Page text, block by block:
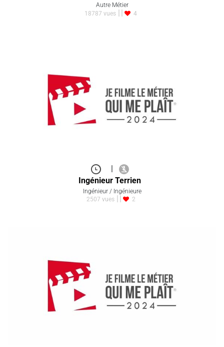
Autre Métier
18787 vues
4
|
Ingénieur Terrien
Ingénieur / Ingénieure
2507 vues
2